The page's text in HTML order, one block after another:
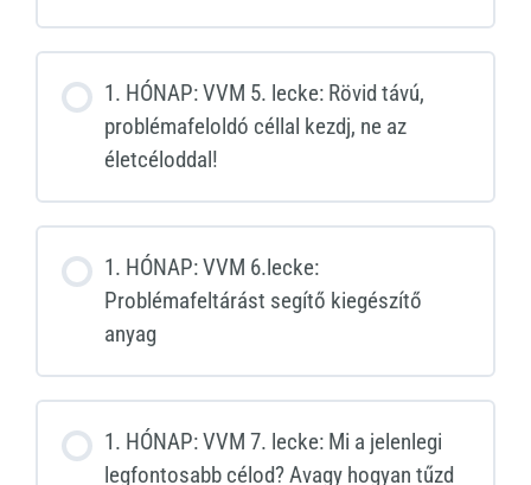
1. HÓNAP: VVM 5. lecke: Rövid távú,
problémafeloldó céllal kezdj, ne az
életcéloddal!
1. HÓNAP: VVM 6.lecke:
Problémafeltárást segítő kiegészítő
anyag
1. HÓNAP: VVM 7. lecke: Mi a jelenlegi
legfontosabb célod? Avagy hogyan tűzd